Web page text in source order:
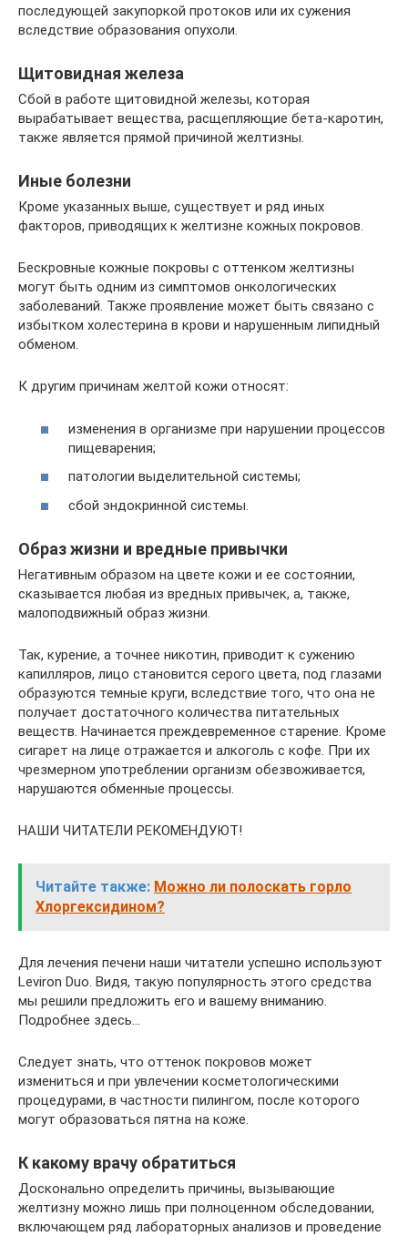
последующей закупоркой протоков или их сужения
вследствие образования опухоли.
Щитовидная железа
Сбой в работе щитовидной железы, которая
вырабатывает вещества, расщепляющие бета-каротин,
также является прямой причиной желтизны.
Иные болезни
Кроме указанных выше, существует и ряд иных
факторов, приводящих к желтизне кожных покровов.
Бескровные кожные покровы с оттенком желтизны
могут быть одним из симптомов онкологических
заболеваний. Также проявление может быть связано с
избытком холестерина в крови и нарушенным липидный
обменом.
К другим причинам желтой кожи относят:
изменения в организме при нарушении процессов
пищеварения;
патологии выделительной системы;
сбой эндокринной системы.
Образ жизни и вредные привычки
Негативным образом на цвете кожи и ее состоянии,
сказывается любая из вредных привычек, а, также,
малоподвижный образ жизни.
Так, курение, а точнее никотин, приводит к сужению
капилляров, лицо становится серого цвета, под глазами
образуются темные круги, вследствие того, что она не
получает достаточного количества питательных
веществ. Начинается преждевременное старение. Кроме
сигарет на лице отражается и алкоголь с кофе. При их
чрезмерном употреблении организм обезвоживается,
нарушаются обменные процессы.
НАШИ ЧИТАТЕЛИ РЕКОМЕНДУЮТ!
Читайте также: Можно ли полоскать горло
Хлоргексидином?
Для лечения печени наши читатели успешно используют
Leviron Duo. Видя, такую популярность этого средства
мы решили предложить его и вашему вниманию.
Подробнее здесь…
Следует знать, что оттенок покровов может
измениться и при увлечении косметологическими
процедурами, в частности пилингом, после которого
могут образоваться пятна на коже.
К какому врачу обратиться
Досконально определить причины, вызывающие
желтизну можно лишь при полноценном обследовании,
включающем ряд лабораторных анализов и проведение